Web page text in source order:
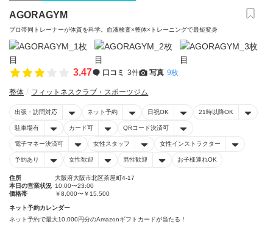
AGORAGYM
プロ帯同トレーナーが体質を科学。血液検査×整体×トレーニングで最短変身
3.47 口コミ 3件 写真 9枚
整体 フィットネスクラブ・スポーツジム
出張・訪問対応 ネット予約 日祝OK 21時以降OK
駐車場有 カード可 QRコード決済可
電子マネー決済可 女性スタッフ 女性インストラクター
予約あり 女性歓迎 男性歓迎 お子様連れOK
住所
大阪府大阪市北区茶屋町4-17
本日の営業状況 10:00〜23:00
価格帯
￥8,000〜￥15,500
ネット予約カレンダー
ネット予約で最大10,000円分のAmazonギフトカードが当たる！